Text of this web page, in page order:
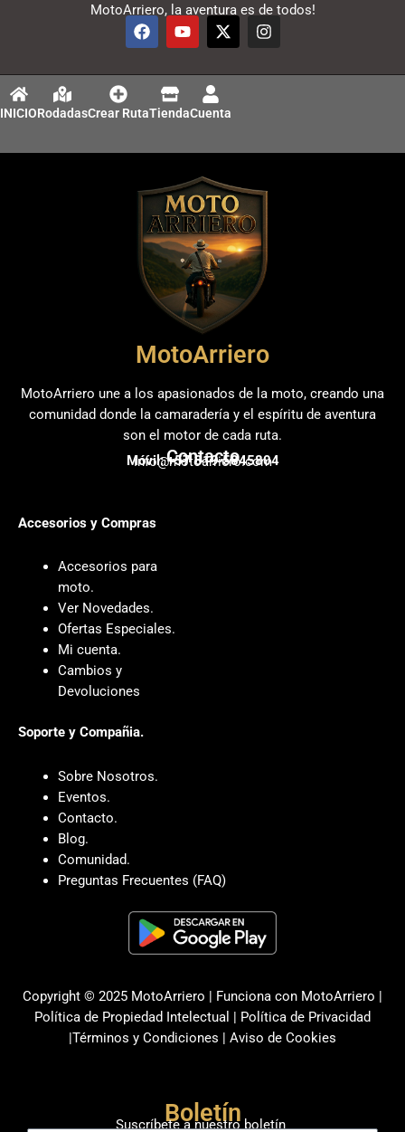
MotoArriero, la aventura es de todos!
F
a
c
e
o
o
Y
o
u
t
b
e
X
-
t
w
t
t
r
I
n
s
t
m
INICIORodadasCrear RutaTiendaCuenta
MotoArriero
MotoArriero une a los apasionados de la moto, creando una
comunidad donde la camaradería y el espíritu de aventura
son el motor de cada ruta.
Contacto
info@motoarriero.com
Móvil: +57 319 5845804
Accesorios y Compras
Accesorios para
moto.
Ver Novedades.
Ofertas Especiales.
Mi cuenta.
Cambios y
Devoluciones
Soporte y Compañia.
Sobre Nosotros.
Eventos.
Contacto.
Blog.
Comunidad.
Preguntas Frecuentes (FAQ)
Copyright © 2025 MotoArriero | Funciona con MotoArriero |
Política de Propiedad Intelectual | Política de Privacidad
|Términos y Condiciones | Aviso de Cookies
Boletín
Suscríbete a nuestro boletín